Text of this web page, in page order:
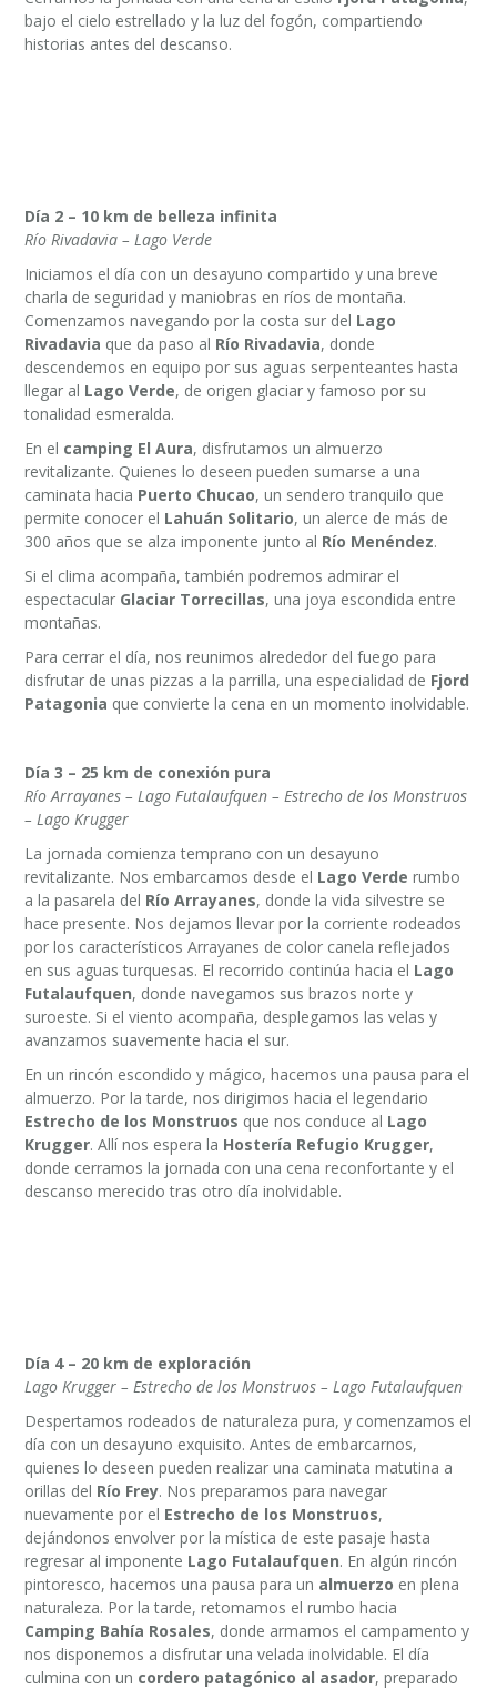
bajo el cielo estrellado y la luz del fogón, compartiendo
historias antes del descanso.
Día 2 – 10 km de belleza infinita
Río Rivadavia – Lago Verde
Iniciamos el día con un desayuno compartido y una breve
charla de seguridad y maniobras en ríos de montaña.
Comenzamos navegando por la costa sur del Lago
Rivadavia que da paso al Río Rivadavia, donde
descendemos en equipo por sus aguas serpenteantes hasta
llegar al Lago Verde, de origen glaciar y famoso por su
tonalidad esmeralda.
En el camping El Aura, disfrutamos un almuerzo
revitalizante. Quienes lo deseen pueden sumarse a una
caminata hacia Puerto Chucao, un sendero tranquilo que
permite conocer el Lahuán Solitario, un alerce de más de
300 años que se alza imponente junto al Río Menéndez.
Si el clima acompaña, también podremos admirar el
espectacular Glaciar Torrecillas, una joya escondida entre
montañas.
Para cerrar el día, nos reunimos alrededor del fuego para
disfrutar de unas pizzas a la parrilla, una especialidad de Fjord
Patagonia que convierte la cena en un momento inolvidable.
Día 3 – 25 km de conexión pura
Río Arrayanes – Lago Futalaufquen – Estrecho de los Monstruos
– Lago Krugger
La jornada comienza temprano con un desayuno
revitalizante. Nos embarcamos desde el Lago Verderumbo
a la pasarela del Río Arrayanes, donde la vida silvestre se
hace presente. Nos dejamos llevar por la corriente rodeados
por los característicos Arrayanes de color canela reflejados
en sus aguas turquesas. El recorrido continúa hacia el Lago
Futalaufquen, donde navegamos sus brazos norte y
suroeste. Si el viento acompaña, desplegamos las velas y
avanzamos suavemente hacia el sur.
En un rincón escondido y mágico, hacemos una pausa para el
almuerzo. Por la tarde, nos dirigimos hacia el legendario
Estrecho de los Monstruos que nos conduce al Lago
Krugger. Allí nos espera la Hostería Refugio Krugger,
donde cerramos la jornada con una cena reconfortante y el
descanso merecido tras otro día inolvidable.
Día 4 – 20 km de exploración
Lago Krugger – Estrecho de los Monstruos – Lago Futalaufquen
Despertamos rodeados de naturaleza pura, y comenzamos el
día con un desayuno exquisito. Antes de embarcarnos,
quienes lo deseen pueden realizar una caminata matutina a
orillas del Río Frey. Nos preparamos para navegar
nuevamente por el Estrecho de los Monstruos,
dejándonos envolver por la mística de este pasaje hasta
regresar al imponente Lago Futalaufquen. En algún rincón
pintoresco, hacemos una pausa para un almuerzo en plena
naturaleza. Por la tarde, retomamos el rumbo hacia
Camping Bahía Rosales, donde armamos el campamento y
nos disponemos a disfrutar una velada inolvidable. El día
culmina con un cordero patagónico al asador, preparado